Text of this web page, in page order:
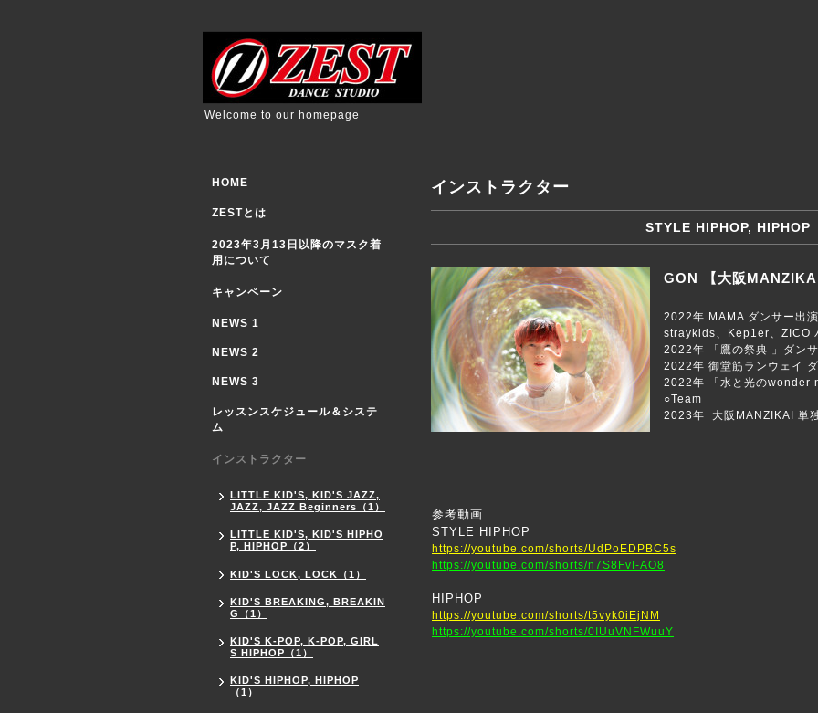
Welcome to our homepage
インストラクター
STYLE HIPHOP, HIPHOP
GON 【大阪MANZIKAI
2022年 MAMA ダンサー出演
straykids、Kep1er、ZICO
2022年 「鷹の祭典 」ダン
2022年 御堂筋ランウェイ
2022年 「水と光のwonder
○Team
2023年 大阪MANZIKAI 単
参考動画
STYLE HIPHOP
https://youtube.com/shorts/UdPoEDPBC5s
https://youtube.com/shorts/n7S8FvI-AO8
HIPHOP
https://youtube.com/shorts/t5vyk0iEjNM
https://youtube.com/shorts/0IUuVNFWuuY
HOME
ZESTとは
2023年3月13日以降のマスク着
用について
キャンペーン
NEWS 1
NEWS 2
NEWS 3
レッスンスケジュール＆システ
ム
インストラクター
LITTLE KID'S, KID'S JAZZ,
JAZZ, JAZZ Beginners（1）
LITTLE KID'S, KID'S HIPHO
P, HIPHOP（2）
KID'S LOCK, LOCK（1）
KID'S BREAKING, BREAKIN
G（1）
KID'S K-POP, K-POP, GIRL
S HIPHOP（1）
KID'S HIPHOP, HIPHOP
（1）